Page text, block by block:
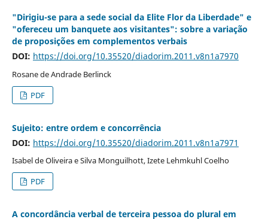
"Dirigiu-se para a sede social da Elite Flor da Liberdade" e
"ofereceu um banquete aos visitantes": sobre a variação
de proposições em complementos verbais
DOI: https://doi.org/10.35520/diadorim.2011.v8n1a7970
Rosane de Andrade Berlinck
PDF
Sujeito: entre ordem e concorrência
DOI: https://doi.org/10.35520/diadorim.2011.v8n1a7971
Isabel de Oliveira e Silva Monguilhott, Izete Lehmkuhl Coelho
PDF
A concordância verbal de terceira pessoa do plural em